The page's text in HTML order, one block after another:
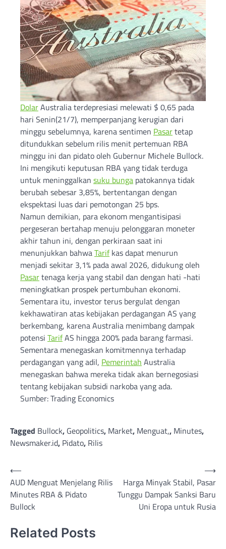
DolarAustralia terdepresiasi melewati $ 0,65 pada
hari Senin(21/7), memperpanjang kerugian dari
minggu sebelumnya, karena sentimen Pasartetap
ditundukkan sebelum rilis menit pertemuan RBA
minggu ini dan pidato oleh Gubernur Michele Bullock.
Ini mengikuti keputusan RBA yang tidak terduga
untuk meninggalkan suku bunga patokannya tidak
berubah sebesar 3,85%, bertentangan dengan
ekspektasi luas dari pemotongan 25 bps.
Namun demikian, para ekonom mengantisipasi
pergeseran bertahap menuju pelonggaran moneter
akhir tahun ini, dengan perkiraan saat ini
menunjukkan bahwaTarifkas dapat menurun
menjadi sekitar 3,1% pada awal 2026, didukung oleh
Pasartenaga kerja yang stabil dan dengan hati -hati
meningkatkan prospek pertumbuhan ekonomi.
Sementara itu, investor terus bergulat dengan
kekhawatiran atas kebijakan perdagangan AS yang
berkembang, karena Australia menimbang dampak
potensi TarifAS hingga 200% pada barang farmasi.
Sementara menegaskan komitmennya terhadap
perdagangan yang adil, Pemerintah Australia
menegaskan bahwa mereka tidak akan bernegosiasi
tentang kebijakan subsidi narkoba yang ada.
Sumber: Trading Economics
Tagged Bullock, Geopolitics, Market, Menguat,, Minutes,
Newsmaker.id, Pidato, Rilis
Post
navigation
⟵
AUD Menguat Menjelang Rilis
Minutes RBA & Pidato
Bullock
Harga Minyak Stabil, Pasar
Tunggu Dampak Sanksi Baru
Uni Eropa untuk Rusia
⟶
Related Posts